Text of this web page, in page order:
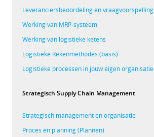
Leveranciersbeoordeling en vraagvoorspelling
Werking van MRP-systeem
Werking van logistieke ketens
Logistieke Rekenmethodes (basis)
Logistieke processen in jouw eigen organisatie
Strategisch Supply Chain Management
Strategisch management en organisatie
Proces en planning (Plannen)